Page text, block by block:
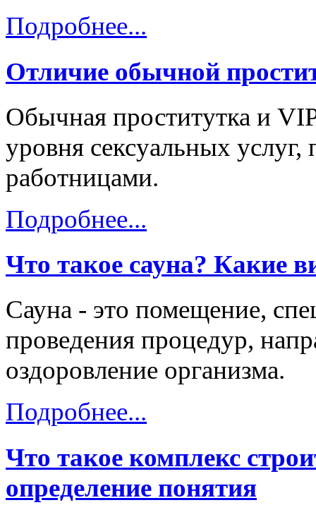
Подробнее...
Отличие обычной
Обычная проститутка и
уровня сексуальных услуг,
работницами.
Подробнее...
Что такое сауна? Какие
Сауна - это помещение,
проведения процедур,
оздоровление организма.
Подробнее...
Что такое комплекс
определение понятия